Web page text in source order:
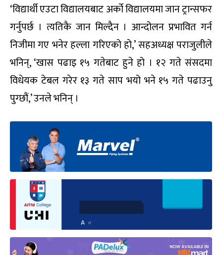
‘विद्यार्थी एउटा विद्यालयबाट अर्को विद्यालयमा जान ट्रान्सफर
गर्नुपर्छ । त्यतिकै जान मिल्दैन । आन्दोलन प्रभावित गर्न
निजीमा गए भनेर हल्ला गरिएको हो,’ सहअध्यक्ष पराजुलीले
भनिन्, ‘खास पढाइ १५ गतेबाट हुने हो । १२ गते संसदमा
विधेयक टेबल गरेर १३ गते साप भयो भने १५ गते पढाउनु
पुग्छौं,’ उनले भनिन् ।